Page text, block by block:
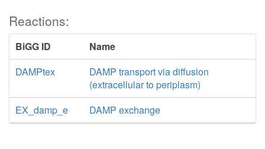
Reactions:
BiGG ID
Name
DAMPtex
DAMP transport via diffusion
(extracellular to periplasm)
EX_damp_e
DAMP exchange